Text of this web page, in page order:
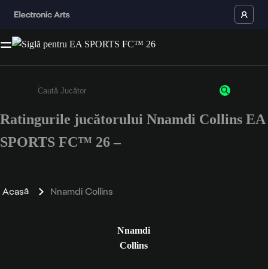
Enter a minimum of 3 characters or numbers
Ratingurile jucătorului Nnamdi Collins EA
SPORTS FC™ 26 –
Acasă Nnamdi Collins
Nnamdi
Collins